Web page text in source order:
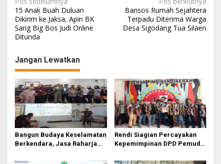
Navigasi
pos
15 Anak Buah Duluan
Dikirim ke Jaksa, Apin BK
Sang Big Bos Judi Online
Ditunda
Bansos Rumah Sejahtera
Terpadu Diterima Warga
Desa Sigodang Tua Silaen
Jangan Lewatkan
Bangun Budaya Keselamatan
Berkendara, Jasa Raharja
Pasifik Medan Industri
Rendi Siagian Percayakan
Kepemimpinan DPD Pemuda
kepada Josef Sembiring